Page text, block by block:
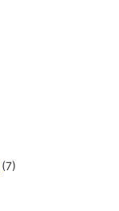
(7)